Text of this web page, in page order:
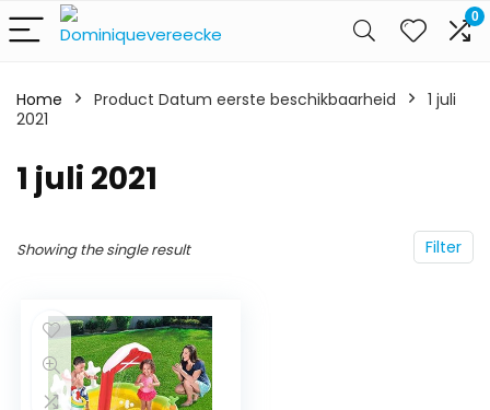
0
Home Product Datum eerste beschikbaarheid
1 juli
2021
1 juli 2021
Filter
Showing the single result